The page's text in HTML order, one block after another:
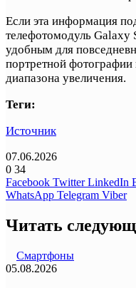
Если эта информация
телефотомодуль Galaxy
удобным для
портретной фотографии
диапазона увеличения.
Теги:
Источник
07.06.2026
0 34
Facebook Twitter LinkedIn
WhatsApp Telegram Viber
Читать
Смартфоны
05.08.2026